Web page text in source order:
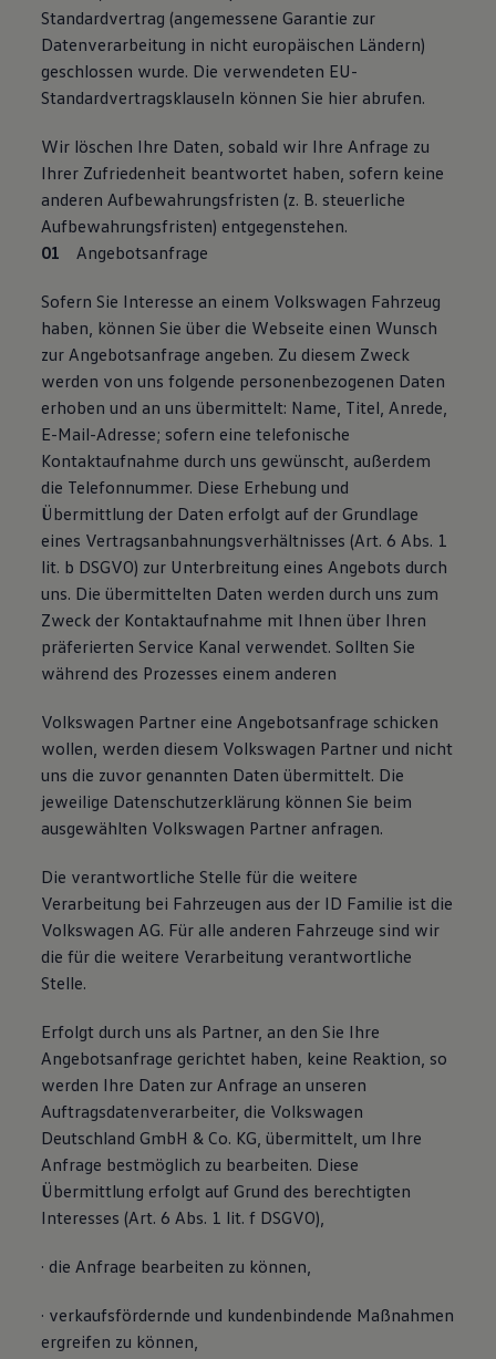
Standardvertrag (angemessene Garantie zur
Datenverarbeitung in nicht europäischen Ländern)
geschlossen wurde. Die verwendeten EU-
Standardvertragsklauseln können Sie hier abrufen.
Wir löschen Ihre Daten, sobald wir Ihre Anfrage zu
Ihrer Zufriedenheit beantwortet haben, sofern keine
anderen Aufbewahrungsfristen (z. B. steuerliche
Aufbewahrungsfristen) entgegenstehen.
Angebotsanfrage
Sofern Sie Interesse an einem Volkswagen Fahrzeug
haben, können Sie über die Webseite einen Wunsch
zur Angebotsanfrage angeben. Zu diesem Zweck
werden von uns folgende personenbezogenen Daten
erhoben und an uns übermittelt: Name, Titel, Anrede,
E-Mail-Adresse; sofern eine telefonische
Kontaktaufnahme durch uns gewünscht, außerdem
die Telefonnummer. Diese Erhebung und
Übermittlung der Daten erfolgt auf der Grundlage
eines Vertragsanbahnungsverhältnisses (Art. 6 Abs. 1
lit. b DSGVO) zur Unterbreitung eines Angebots durch
uns. Die übermittelten Daten werden durch uns zum
Zweck der Kontaktaufnahme mit Ihnen über Ihren
präferierten Service Kanal verwendet. Sollten Sie
während des Prozesses einem anderen
Volkswagen Partner eine Angebotsanfrage schicken
wollen, werden diesem Volkswagen Partner und nicht
uns die zuvor genannten Daten übermittelt. Die
jeweilige Datenschutzerklärung können Sie beim
ausgewählten Volkswagen Partner anfragen.
Die verantwortliche Stelle für die weitere
Verarbeitung bei Fahrzeugen aus der ID Familie ist die
Volkswagen AG. Für alle anderen Fahrzeuge sind wir
die für die weitere Verarbeitung verantwortliche
Stelle.
Erfolgt durch uns als Partner, an den Sie Ihre
Angebotsanfrage gerichtet haben, keine Reaktion, so
werden Ihre Daten zur Anfrage an unseren
Auftragsdatenverarbeiter, die Volkswagen
Deutschland GmbH & Co. KG, übermittelt, um Ihre
Anfrage bestmöglich zu bearbeiten. Diese
Übermittlung erfolgt auf Grund des berechtigten
Interesses (Art. 6 Abs. 1 lit. f DSGVO),
· die Anfrage bearbeiten zu können,
· verkaufsfördernde und kundenbindende Maßnahmen
ergreifen zu können,